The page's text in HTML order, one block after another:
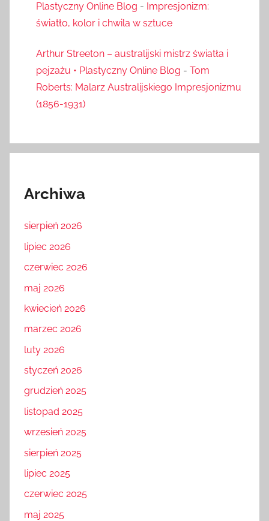
Plastyczny Online Blog - Impresjonizm:
światło, kolor i chwila w sztuce
Arthur Streeton – australijski mistrz światła i
pejzażu • Plastyczny Online Blog - Tom
Roberts: Malarz Australijskiego Impresjonizmu
(1856-1931)
Archiwa
sierpień 2026
lipiec 2026
czerwiec 2026
maj 2026
kwiecień 2026
marzec 2026
luty 2026
styczeń 2026
grudzień 2025
listopad 2025
wrzesień 2025
sierpień 2025
lipiec 2025
czerwiec 2025
maj 2025